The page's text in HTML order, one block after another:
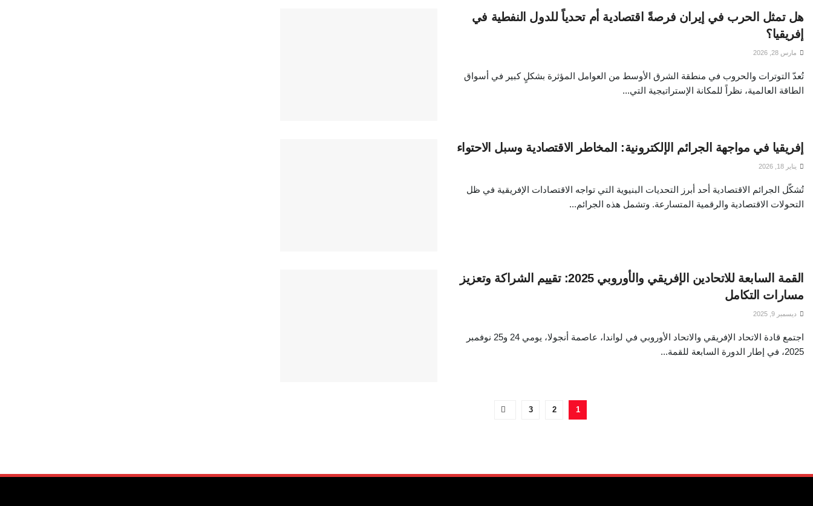
هل تمثل الحرب في إيران فرصةً اقتصادية أم تحدياً للدول النفطية في
إفريقيا؟
مارس 28, 2026
تُعدّ التوترات والحروب في منطقة الشرق الأوسط من العوامل المؤثرة بشكلٍ كبير في أسواق
الطاقة العالمية، نظراً للمكانة الإستراتيجية التي...
إفريقيا في مواجهة الجرائم الإلكترونية: المخاطر الاقتصادية وسبل الاحتواء
يناير 18, 2026
تُشكّل الجرائم الاقتصادية أحد أبرز التحديات البنيوية التي تواجه الاقتصادات الإفريقية في ظل
التحولات الاقتصادية والرقمية المتسارعة. وتشمل هذه الجرائم...
القمة السابعة للاتحادين الإفريقي والأوروبي 2025: تقييم الشراكة وتعزيز
مسارات التكامل
ديسمبر 9, 2025
اجتمع قادة الاتحاد الإفريقي والاتحاد الأوروبي في لواندا، عاصمة أنجولا، يومي 24 و25 نوفمبر
2025، في إطار الدورة السابعة للقمة...
1
2
3